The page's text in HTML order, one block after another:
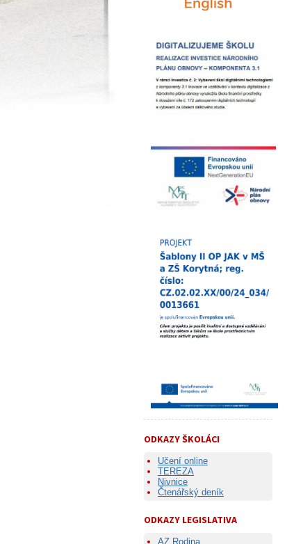
ODKAZY ŠKOLÁCI
Učení online
TEREZA
Nivnice
Čtenářský deník
ODKAZY LEGISLATIVA
AZ Rodina